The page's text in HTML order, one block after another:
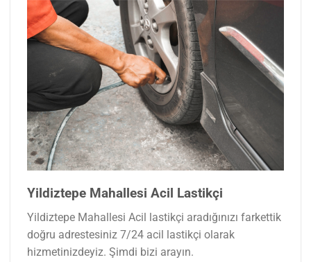
Yildiztepe Mahallesi Acil Lastikçi
Yildiztepe Mahallesi Acil lastikçi aradığınızı farkettik
doğru adrestesiniz 7/24 acil lastikçi olarak
hizmetinizdeyiz. Şimdi bizi arayın.